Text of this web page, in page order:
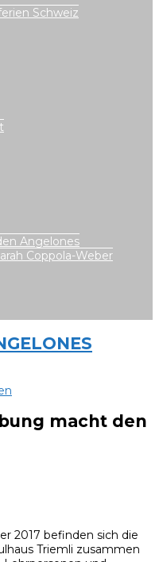
Schweiz
Angelones
Coppola-Weber
macht den
2017 befinden sich die
Triemli zusammen